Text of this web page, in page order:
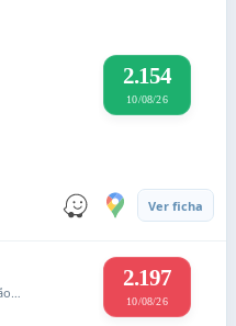
2.154
10/08/26
Ver ficha
Estrada Interior da Circunvalação 8718
2.197
10/08/26